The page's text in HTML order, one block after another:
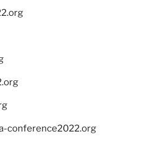
conference2022.org